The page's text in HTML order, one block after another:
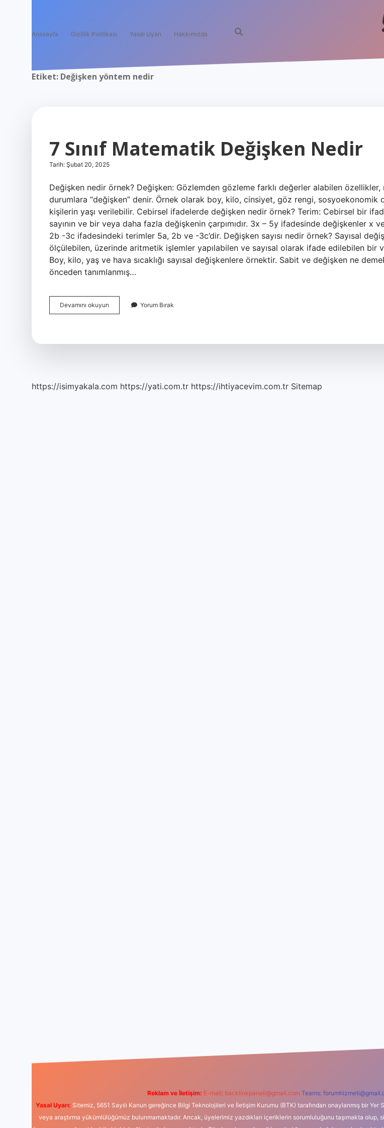
Anasayfa Gizlilik Politikası Yasal Uyarı Hakkımızda
Etiket: Değişken yöntem nedir
7 Sınıf Matematik Değişken Nedir
Tarih: Şubat 20, 2025
Değişken nedir örnek? Değişken: Gözlemden gözleme farklı değerler alabilen
durumlara “değişken” denir. Örnek olarak boy, kilo, cinsiyet, göz rengi, sosyoekonomik
kişilerin yaşı verilebilir. Cebirsel ifadelerde değişken nedir örnek? Terim: Cebirsel bir
sayının ve bir veya daha fazla değişkenin çarpımıdır. 3x – 5y ifadesinde değişkenler x
2b -3c ifadesindeki terimler 5a, 2b ve -3c’dir. Değişken sayısı nedir örnek? Sayısal
ölçülebilen, üzerinde aritmetik işlemler yapılabilen ve sayısal olarak ifade edilebilen bir
Boy, kilo, yaş ve hava sıcaklığı sayısal değişkenlere örnektir. Sabit ve değişken ne
önceden tanımlanmış…
Devamını okuyun
Sınıf
Yorum Bırak
https://isimyakala.com https://yati.com.tr https://ihtiyacevim.com.tr Sitemap
Reklam ve İletişim: E-mail: backlinkpaneli@gmail.com Teams:
Yasal Uyarı: Sitemiz, 5651 Sayılı Kanun gereğince Bilgi Teknolojileri ve İletişim Kurumu (BTK) tarafından onaylanmış bir
veya araştırma yükümlülüğümüz bulunmamaktadır. Ancak, üyelerimiz yazdıkları içeriklerin sorumluluğunu taşımakta